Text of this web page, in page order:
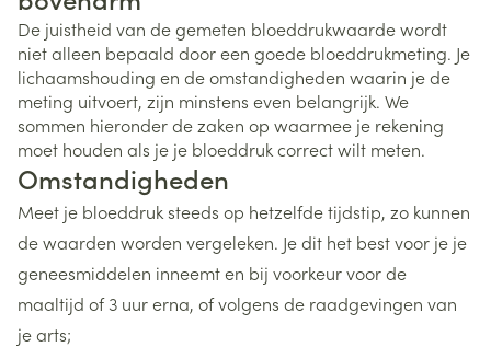
De juistheid van de gemeten bloeddrukwaarde wordt
niet alleen bepaald door een goede bloeddrukmeting. Je
lichaamshouding en de omstandigheden waarin je de
meting uitvoert, zijn minstens even belangrijk. We
sommen hieronder de zaken op waarmee je rekening
moet houden als je je bloeddruk correct wilt meten.
Omstandigheden
Meet je bloeddruk steeds op hetzelfde tijdstip, zo kunnen
de waarden worden vergeleken. Je dit het best voor je je
geneesmiddelen inneemt en bij voorkeur voor de
maaltijd of 3 uur erna, of volgens de raadgevingen van
je arts;